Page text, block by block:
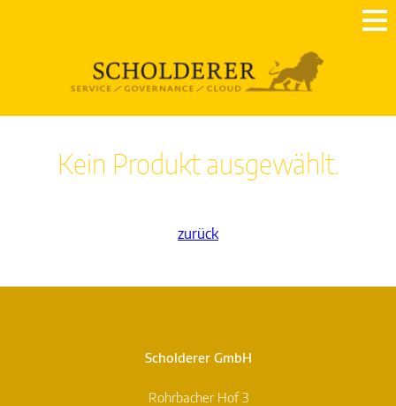
Kein Produkt ausgewählt.
zurück
Scholderer GmbH
Rohrbacher Hof 3